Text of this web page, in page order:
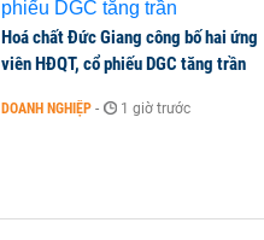
thái Vingroup
tháng 7 biến động
Hoá chất Đức Giang công bố hai ứng
viên HĐQT, cổ phiếu DGC tăng trần
DOANH NGHIỆP - 1 giờ trước